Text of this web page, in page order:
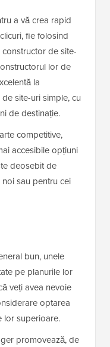
a vă crea rapid
fie folosind
de site-
lor de
la
site-uri simple, cu
de destinație.
competitive,
accesibile opțiuni
deosebit de
sau pentru cei
bun, unele
pe planurile lor
veți avea nevoie
optarea
lor superioare.
promovează, de